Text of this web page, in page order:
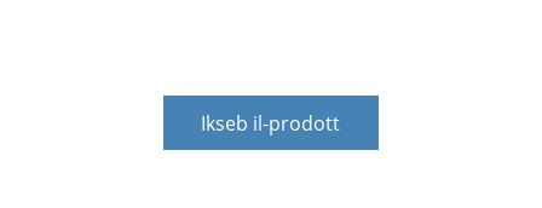
Ikseb il-prodott